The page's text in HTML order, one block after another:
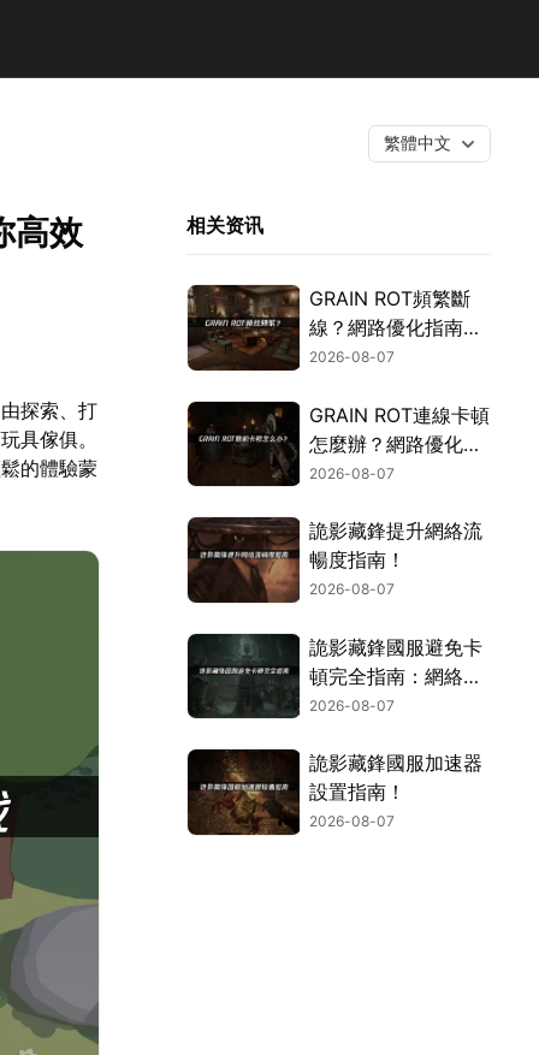
繁體中文
高效
探索、打
具傢俱。
的體驗蒙
相关资讯
GRAIN ROT頻繁斷
線？網路優化指南一
次搞定！
2026-08-07
GRAIN ROT連線卡頓
怎麼辦？網路優化這
樣解決！
2026-08-07
詭影藏鋒提升網絡流
暢度指南！
2026-08-07
詭影藏鋒國服避免卡
頓完全指南：網絡優
化與解決技巧！
2026-08-07
詭影藏鋒國服加速器
設置指南！
2026-08-07